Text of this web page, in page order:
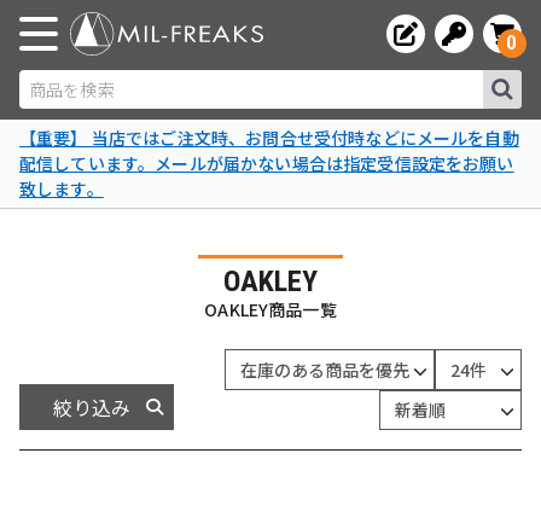
商品を検索
0
【重要】 当店ではご注文時、お問合せ受付時などにメールを自動
配信しています。メールが届かない場合は指定受信設定をお願い
致します。
OAKLEY
OAKLEY商品一覧
絞り込み